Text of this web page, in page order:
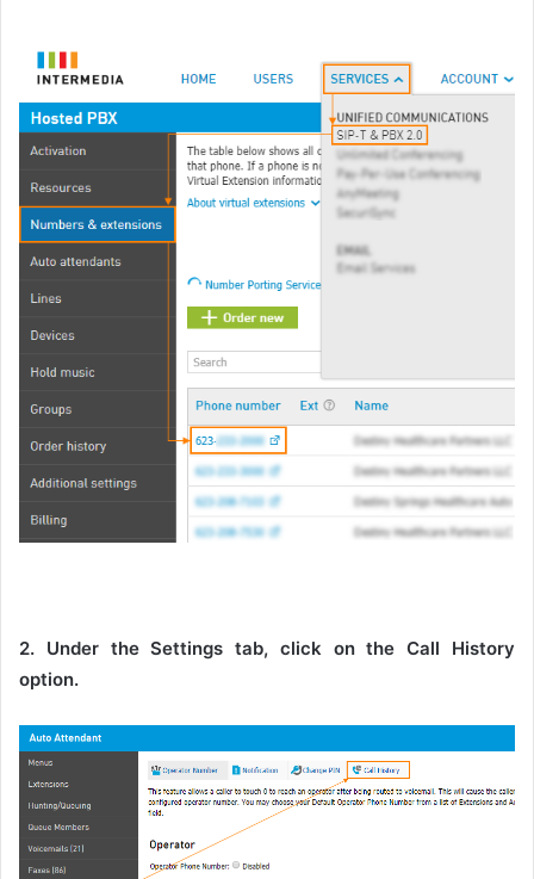
2. Under the Settings tab, click on the Call History
option.